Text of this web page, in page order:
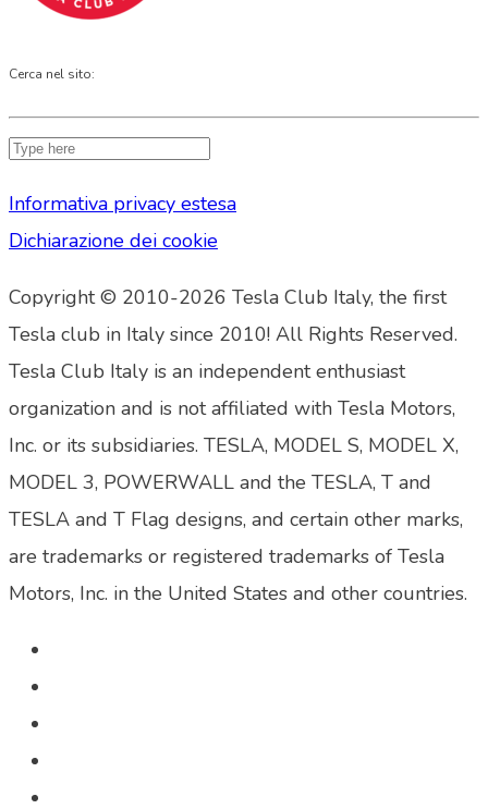
Cerca nel sito:
Informativa privacy estesa
Dichiarazione dei cookie
Copyright © 2010-2026 Tesla Club Italy, the first
Tesla club in Italy since 2010! All Rights Reserved.
Tesla Club Italy is an independent enthusiast
organization and is not affiliated with Tesla Motors,
Inc. or its subsidiaries. TESLA, MODEL S, MODEL X,
MODEL 3, POWERWALL and the TESLA, T and
TESLA and T Flag designs, and certain other marks,
are trademarks or registered trademarks of Tesla
Motors, Inc. in the United States and other countries.